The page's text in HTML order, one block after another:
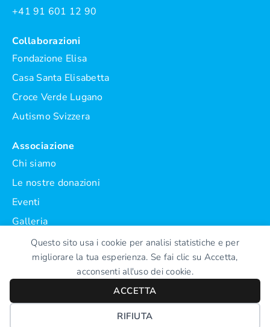
Questo sito usa i cookie per analisi statistiche e per
migliorare la tua esperienza. Se fai clic su Accetta,
acconsenti all'uso dei cookie.
ACCETTA
RIFIUTA
+41 91 601 12 90
Collaborazioni
Fondazione Elisa
Casa Santa Elisabetta
Croce Verde Lugano
Autismo Svizzera
Associazione
Chi siamo
Le nostre donazioni
Eventi
Galleria
Statuto